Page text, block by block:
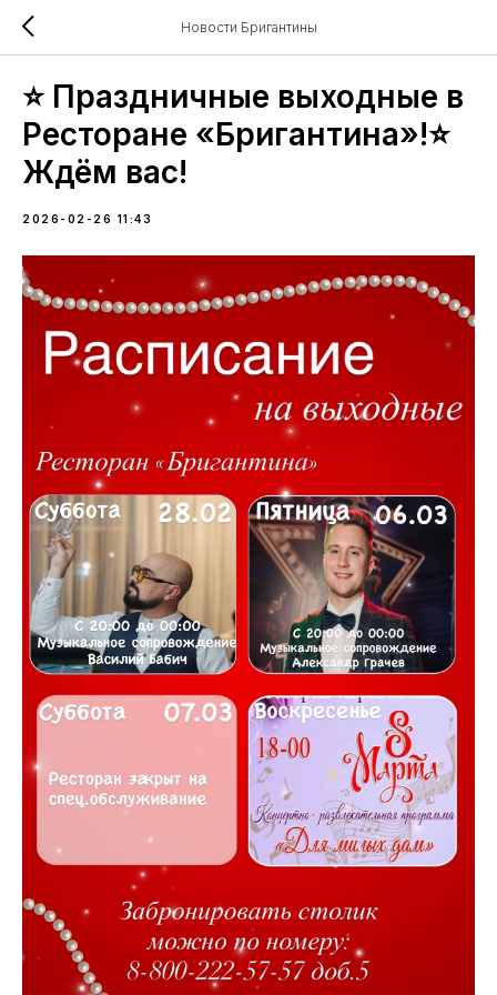
Новости Бригантины
⭐️ Праздничные выходные в
Ресторане «Бригантина»!⭐️
Ждём вас!
2026-02-26 11:43